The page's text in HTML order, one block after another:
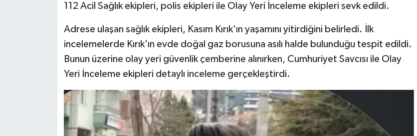
112 Acil Sağlık ekipleri, polis ekipleri ile Olay Yeri İnceleme ekipleri sevk edildi.
Adrese ulaşan sağlık ekipleri, Kasım Kırık'ın yaşamını yitirdiğini belirledi. İlk
incelemelerde Kırık'ın evde doğal gaz borusuna asılı halde bulunduğu tespit edildi.
Bunun üzerine olay yeri güvenlik çemberine alınırken, Cumhuriyet Savcısı ile Olay
Yeri İnceleme ekipleri detaylı inceleme gerçekleştirdi.